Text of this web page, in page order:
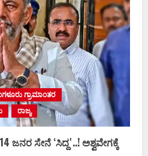
ಗ್ರಾಮಾಂತರ
ರಾಜ್ಯ
ಸೇನೆ ʻಸಿದ್ದʼ..! ಅಶ್ವವೇಗಕ್ಕೆ